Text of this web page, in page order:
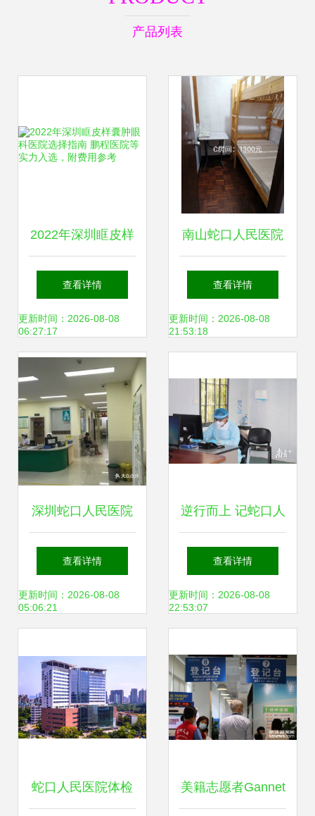
产品列表
2022年深圳眶皮样
囊肿眼科医院选择
指南 鹏程医院等实
力入选，附费用参
考
查看详情
更新时间：2026-08-08
06:27:17
南山蛇口人民医院
旁华彩花园合租房
源 1300元起，个
近在咫尺
查看详情
更新时间：2026-08-08
21:53:18
深圳蛇口人民医院
服务指南 电话、地
址、价格与营业时
查看详情
更新时间：2026-08-08
05:06:21
逆行而上 记蛇口人
民医院发热门诊的
一线战疫
查看详情
更新时间：2026-08-08
22:53:07
蛇口人民医院体检 美籍志愿者Gannet